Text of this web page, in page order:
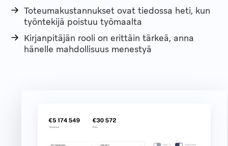
Toteumakustannukset ovat tiedossa heti, kun
työntekijä poistuu työmaalta
Kirjanpitäjän rooli on erittäin tärkeä, anna
hänelle mahdollisuus menestyä